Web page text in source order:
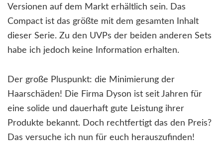
Versionen auf dem Markt erhältlich sein. Das
Compact ist das größte mit dem gesamten Inhalt
dieser Serie. Zu den UVPs der beiden anderen Sets
habe ich jedoch keine Information erhalten.
Der große Pluspunkt: die Minimierung der
Haarschäden! Die Firma Dyson ist seit Jahren für
eine solide und dauerhaft gute Leistung ihrer
Produkte bekannt. Doch rechtfertigt das den Preis?
Das versuche ich nun für euch herauszufinden!